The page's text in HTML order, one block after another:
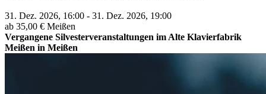
31. Dez. 2026, 16:00 - 31. Dez. 2026, 19:00
ab 35,00 € Meißen
Vergangene Silvesterveranstaltungen im Alte Klavierfabrik
Meißen in Meißen